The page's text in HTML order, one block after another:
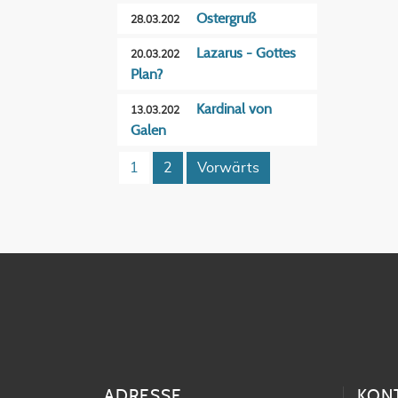
28.03.202 Ostergruß
20.03.202
Lazarus - Gottes
Plan?
13.03.202
Kardinal von
Galen
1 2 Vorwärts